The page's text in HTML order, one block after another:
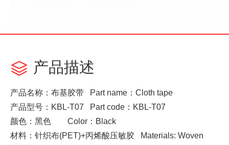
 产品描述
产品名称：布基胶带 Part name：Cloth tape
产品型号：KBL-T07 Part code：KBL-T07
颜色：黑色 Color：Black
材料：针织布(PET)+丙烯酸压敏胶 Materials: Woven